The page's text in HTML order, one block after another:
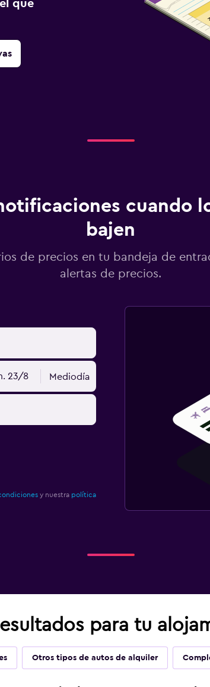
que
cuando
bajen
de precios en tu bandeja de
alertas de precios.
23/8 Mediodía
y nuestra política
para tu
Otros tipos de autos de alquiler